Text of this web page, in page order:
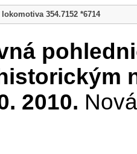
354.7152 *6714
2010.